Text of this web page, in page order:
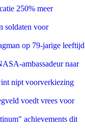
250% meer
soldaten voor
op 79-jarige leeftijd
ambassadeur naar
nipt voorverkiezing
voedt vrees voor
achievements dit